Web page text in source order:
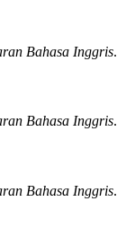
Bahasa Inggris.
Bahasa Inggris.
Bahasa Inggris.